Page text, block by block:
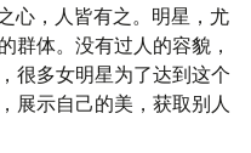
心，人皆有之。明星，尤
群体。没有过人的容貌，
很多女明星为了达到这个
展示自己的美，获取别人